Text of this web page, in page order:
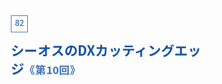
82
シーオスのDXカッティングエッ
ジ 《第10回》